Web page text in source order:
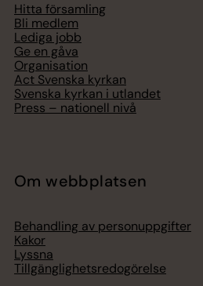
Hitta församling
Bli medlem
Lediga jobb
Ge en gåva
Organisation
Act Svenska kyrkan
Svenska kyrkan i utlandet
Press – nationell nivå
Om webbplatsen
Behandling av personuppgifter
Kakor
Lyssna
Tillgänglighetsredogörelse